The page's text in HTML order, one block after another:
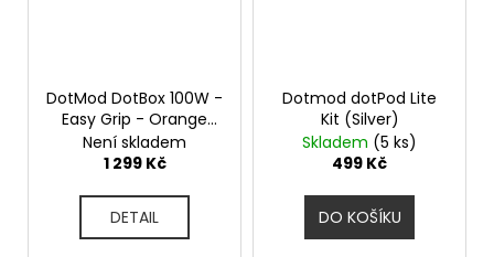
DotMod DotBox 100W -
Easy Grip - Orange
100W Mod
Není skladem
1 299 Kč
DETAIL
Dotmod dotPod Lite
Kit (Silver)
Skladem (5 ks)
499 Kč
DO KOŠÍKU